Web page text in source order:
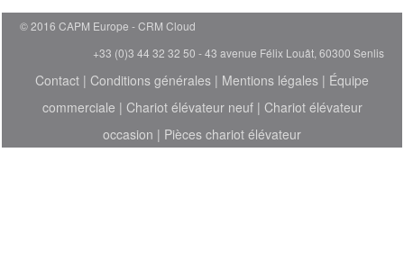
© 2016 CAPM Europe
CRM Cloud
+33 (0)3 44 32 32 50 - 43 avenue Félix Louât, 60300 Senlis
Contact | Conditions générales | Mentions légales | Équipe
commerciale | Chariot élévateur neuf| Chariot élévateur
occasion | Pièces chariot élévateur